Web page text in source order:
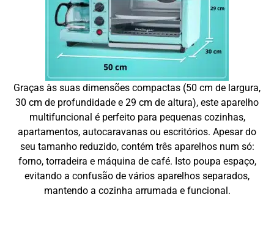
Graças às suas dimensões compactas (50 cm de largura,
30 cm de profundidade e 29 cm de altura), este aparelho
multifuncional é perfeito para pequenas cozinhas,
apartamentos, autocaravanas ou escritórios. Apesar do
seu tamanho reduzido, contém três aparelhos num só:
forno, torradeira e máquina de café. Isto poupa espaço,
evitando a confusão de vários aparelhos separados,
mantendo a cozinha arrumada e funcional.